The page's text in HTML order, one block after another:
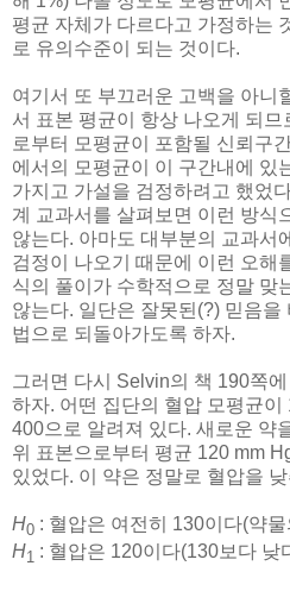
평균 자체가 다르다고 가정하는
로 유의수준이 되는 것이다.
여기서 또 부끄러운 고백을 아니
서 표본 평균이 항상 나오게 되
로부터 모평균이 포함될 신뢰구
에서의 모평균이 이 구간내에 있
가지고 가설을 검정하려고 했었
계 교과서를 살펴보면 이런 방식
않는다. 아마도 대부분의 교과서
검정이 나오기 때문에 이런 오해
식의 풀이가 수학적으로 정말 맞
않는다. 일단은 잘못된(?) 믿음
법으로 되돌아가도록 하자.
그러면 다시 Selvin의 책 190쪽
하자. 어떤 집단의 혈압 모평균
400으로 알려져 있다. 새로운 약
위 표본으로부터 평균 120 mm
있었다. 이 약은 정말로 혈압을
H0 : 혈압은 여전히 130이다(약
H1 : 혈압은 120이다(130보다 낮